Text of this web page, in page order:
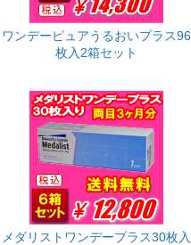
ワンデーピュアうるおいプラス96
枚入2箱セット
メダリストワンデープラス30枚入